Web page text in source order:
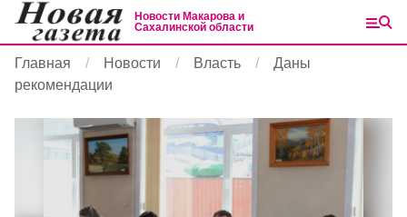
Новости Макарова и
Сахалинской области
Главная Новости Власть
Даны
рекомендации